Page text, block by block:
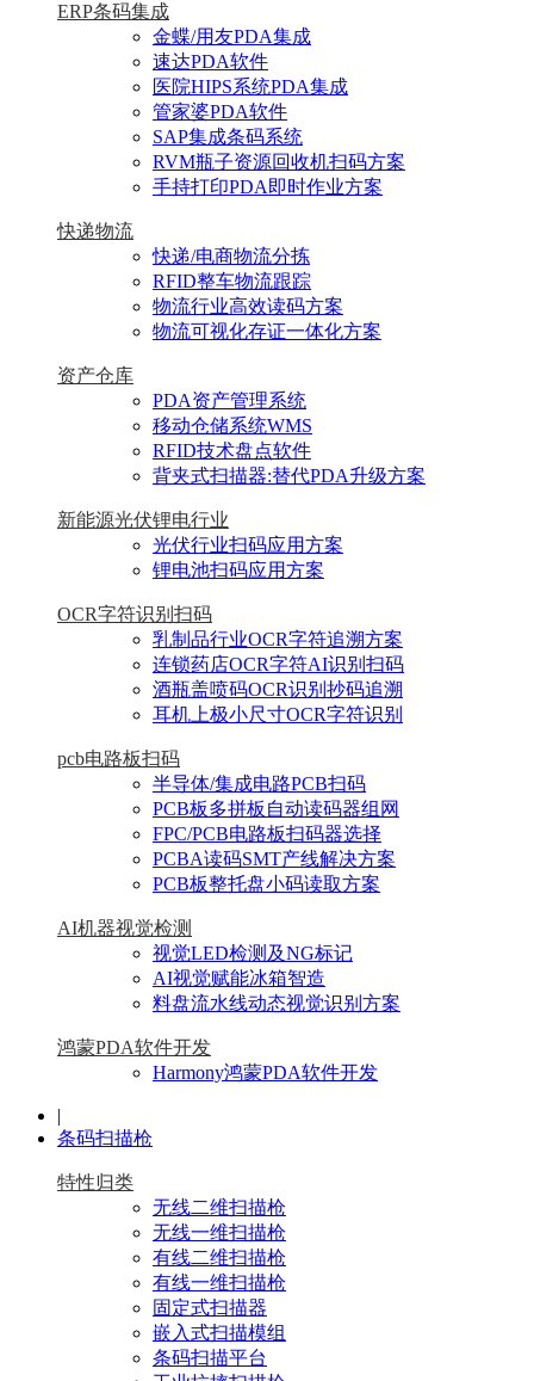
ERP条码集成
金蝶/用友PDA集成
速达PDA软件
医院HIPS系统PDA集成
管家婆PDA软件
SAP集成条码系统
RVM瓶子资源回收机扫码方案
手持打印PDA即时作业方案
快递物流
快递/电商物流分拣
RFID整车物流跟踪
物流行业高效读码方案
物流可视化存证一体化方案
资产仓库
PDA资产管理系统
移动仓储系统WMS
RFID技术盘点软件
背夹式扫描器:替代PDA升级方案
新能源光伏锂电行业
光伏行业扫码应用方案
锂电池扫码应用方案
OCR字符识别扫码
乳制品行业OCR字符追溯方案
连锁药店OCR字符AI识别扫码
酒瓶盖喷码OCR识别抄码追溯
耳机上极小尺寸OCR字符识别
pcb电路板扫码
半导体/集成电路PCB扫码
PCB板多拼板自动读码器组网
FPC/PCB电路板扫码器选择
PCBA读码SMT产线解决方案
PCB板整托盘小码读取方案
AI机器视觉检测
视觉LED检测及NG标记
AI视觉赋能冰箱智造
料盘流水线动态视觉识别方案
鸿蒙PDA软件开发
Harmony鸿蒙PDA软件开发
|
条码扫描枪
特性归类
无线二维扫描枪
无线一维扫描枪
有线二维扫描枪
有线一维扫描枪
固定式扫描器
嵌入式扫描模组
条码扫描平台